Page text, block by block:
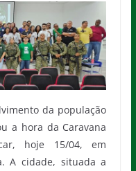
da população
a hora da Caravana
hoje 15/04, em
A cidade, situada a